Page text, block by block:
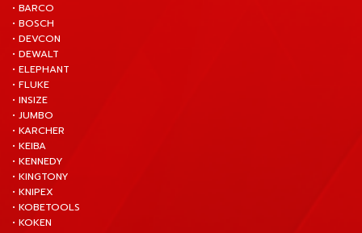
• BARCO
• BOSCH
• DEVCON
• DEWALT
• ELEPHANT
• FLUKE
• INSIZE
• JUMBO
• KARCHER
• KEIBA
• KENNEDY
• KINGTONY
• KNIPEX
• KOBETOOLS
• KOKEN